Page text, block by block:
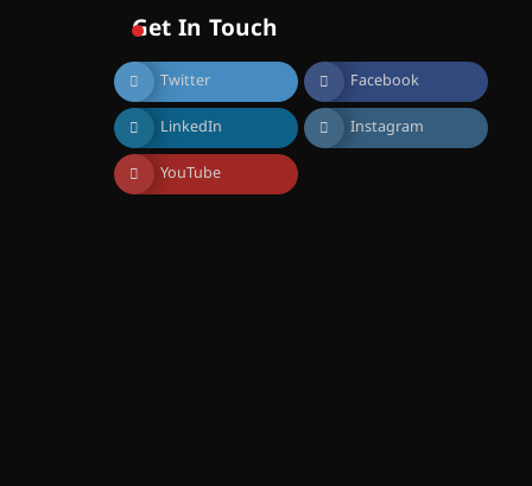
സ്ഥാപനങ്ങൾക്കും
August 7, 2026
എം.ജി. യൂണിവേഴ്‌സിറ്റിയിൽ
നിന്ന് ഇംഗ്ളീഷ്
സാഹിത്യത്തിൽ ഡോക്ടറേറ്റ്
നേടിയ എൻ. ആര്യ
Get In Touch
Twitter Facebook
LinkedIn Instagram
YouTube